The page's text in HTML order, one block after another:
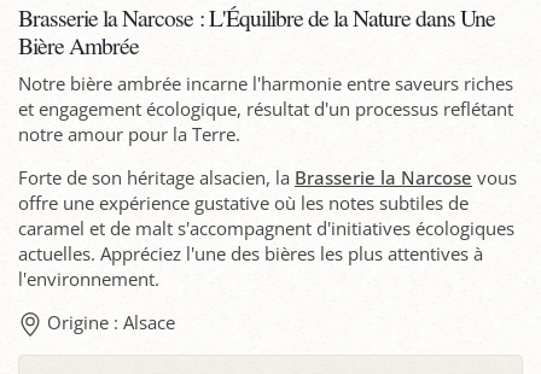
Brasserie la Narcose : L'Équilibre de la Nature dans Une
Bière Ambrée
Notre bière ambrée incarne l'harmonie entre saveurs riches
et engagement écologique, résultat d'un processus reflétant
notre amour pour la Terre.
Forte de son héritage alsacien, la Brasserie la Narcose vous
offre une expérience gustative où les notes subtiles de
caramel et de malt s'accompagnent d'initiatives écologiques
actuelles. Appréciez l'une des bières les plus attentives à
l'environnement.
Origine : Alsace